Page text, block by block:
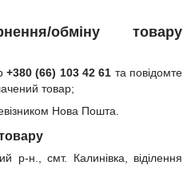
обміну товару
+380 (66) 103 42 61 та повідомте
товар;
Нова Пошта.
р-н., смт. Калинівка, віділення